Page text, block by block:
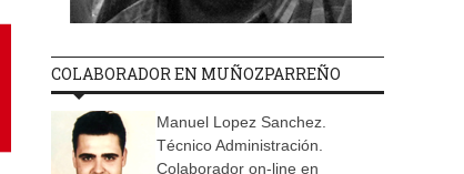
COLABORADOR EN MUÑOZPARREÑO
Manuel Lopez Sanchez.
Técnico Administración.
Colaborador on-line en